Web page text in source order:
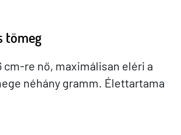
tömeg
cm-re nő, maximálisan eléri a
néhány gramm. Élettartama